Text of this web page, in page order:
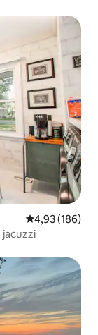
Średnia
4,93 (186)
jacuzzi